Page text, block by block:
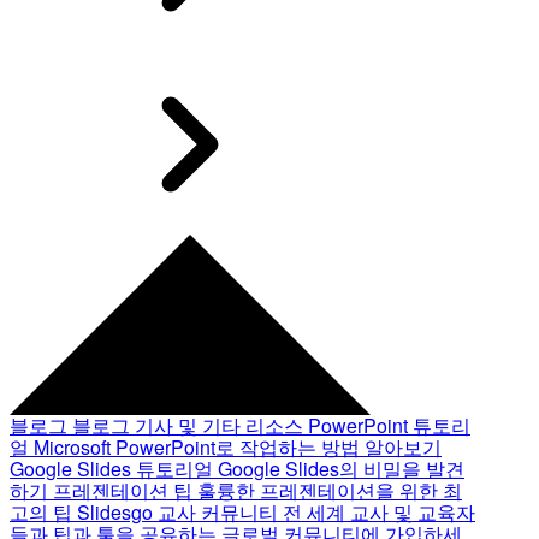
블로그 블로그 기사 및 기타 리소스 PowerPoint 튜토리
얼 Microsoft PowerPoint로 작업하는 방법 알아보기
Google Slides 튜토리얼 Google Slides의 비밀을 발견
하기 프레젠테이션 팁 훌륭한 프레젠테이션을 위한 최
고의 팁 Slidesgo 교사 커뮤니티 전 세계 교사 및 교육자